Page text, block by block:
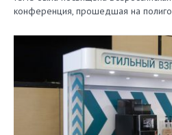
конференция, прошедшая на